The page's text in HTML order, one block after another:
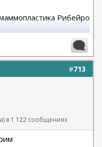
Рибейро
ушиванием диастаза .
#713
в 1 122 сообщениях